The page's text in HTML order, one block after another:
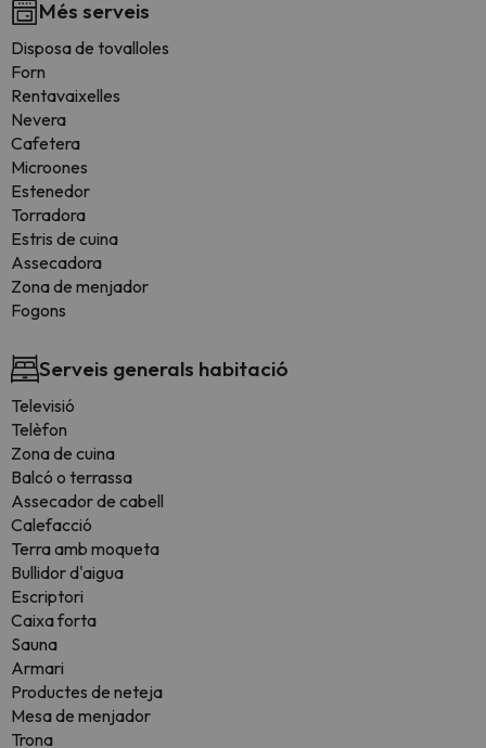
Més serveis
Disposa de tovalloles
Forn
Rentavaixelles
Nevera
Cafetera
Microones
Estenedor
Torradora
Estris de cuina
Assecadora
Zona de menjador
Fogons
Serveis generals habitació
Televisió
Telèfon
Zona de cuina
Balcó o terrassa
Assecador de cabell
Calefacció
Terra amb moqueta
Bullidor d'aigua
Escriptori
Caixa forta
Sauna
Armari
Productes de neteja
Mesa de menjador
Trona